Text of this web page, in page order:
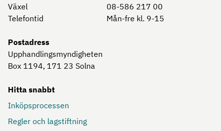
Växel
08-586 217 00
Telefontid
Mån-fre kl. 9-15
Postadress
Upphandlingsmyndigheten
Box 1194, 171 23 Solna
Hitta snabbt
Inköpsprocessen
Regler och lagstiftning